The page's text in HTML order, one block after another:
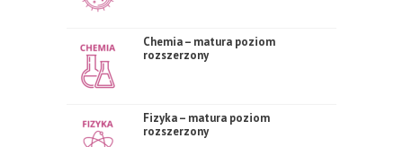
Chemia – matura poziom
rozszerzony
Fizyka – matura poziom
rozszerzony